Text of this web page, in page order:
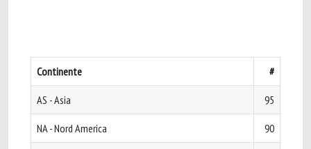
Continente #
AS - Asia 95
NA - Nord America 90